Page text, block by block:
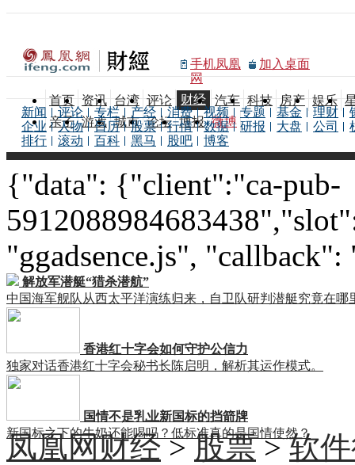
手机凤凰
网
加入桌面
首页 资讯 台湾 评论 财经 汽车 科技 房产 娱乐
亲子 游戏 城市 论坛 博报 微博
新闻 评论 专栏 产经 消费 视频 专题 基金 理财
企业
人物 日历 股票 行情 数据 研报 大盘 公司
排行
滚动 百科 黑马 股吧 博客
{"data": {"client":"ca-pub-
"ggadsence.js", "callback":
解放军潜艇“猎杀潜航”
中国海军舰队从西太平洋演练归来，自卫队研判潜艇究竟在哪
香港红十字会如何守护公信力
独家对话香港红十字会秘书长陈启明，解析其运作模式。
国情不是乳业新国标的挡箭牌
新国标之下的牛奶还能喝吗？低标准真的是国情使然？
凤凰网财经>股票>软